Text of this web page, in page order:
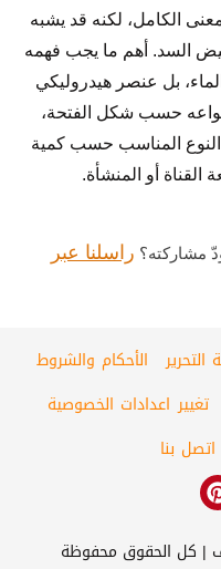
الكامل، لكنه قد يشبه
السد. أهم ما يجب فهمه
بل عنصر هيدروليكي
حسب شكل الفتحة،
النوع المناسب حسب كمية
القناة أو المنشأة.
مشاركته؟ راسلنا عبر
الأحكام والشروط
تغيير اعدادات الخصوصية
اتصل بنا